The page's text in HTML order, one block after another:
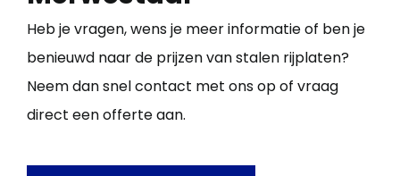
Heb je vragen, wens je meer informatie of ben je
benieuwd naar de prijzen van stalen rijplaten?
Neem dan snel contact met ons op of vraag
direct een offerte aan.